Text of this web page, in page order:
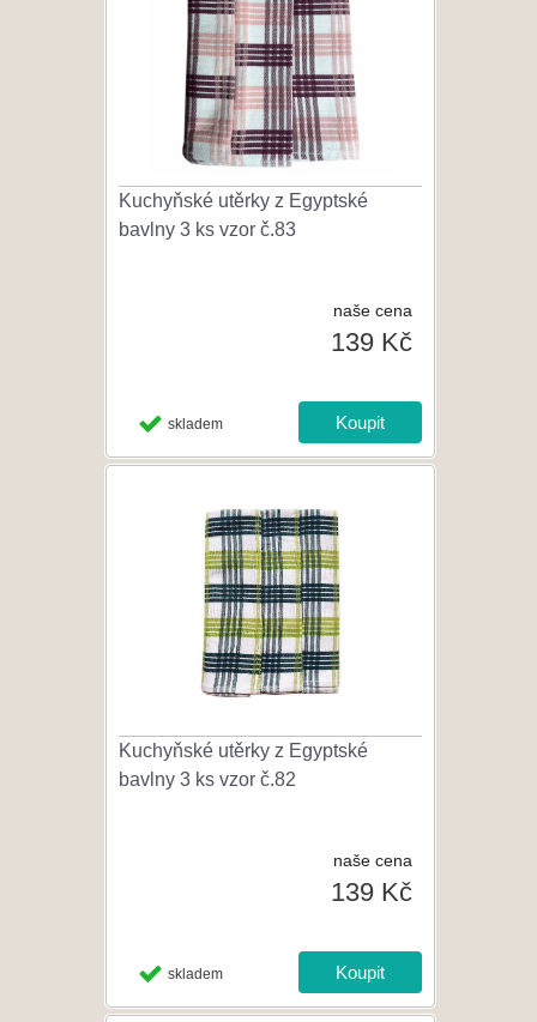
Kuchyňské utěrky z Egyptské
bavlny 3 ks vzor č.83
naše cena
139 Kč
skladem
Kuchyňské utěrky z Egyptské
bavlny 3 ks vzor č.82
naše cena
139 Kč
skladem